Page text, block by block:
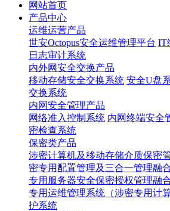
网站首页
产品中心
运维运营产品
世安Octopus安全运维管理平台 IT
日志审计系统
内外网安全交换产品
移动存储安全交换系统 安全U盘
交换系统
内网安全管理产品
网络准入控制系统 内网终端安全
密检查系统
保密类产品
涉密计算机及移动存储介质保密
密专用配置管理及三合一管理融
专用服务器安全保密授权管理融
专用运维管理系统（涉密专用计
护系统